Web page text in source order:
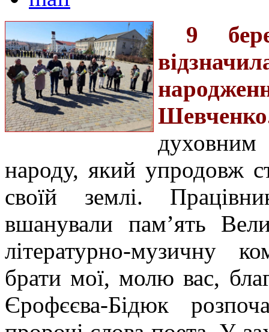
9
народу, який упродовж
своїй землі.
вшанували пам’ять
літературно-музичну
брати мої, молю вас,
Єрофєєва-Бідюк